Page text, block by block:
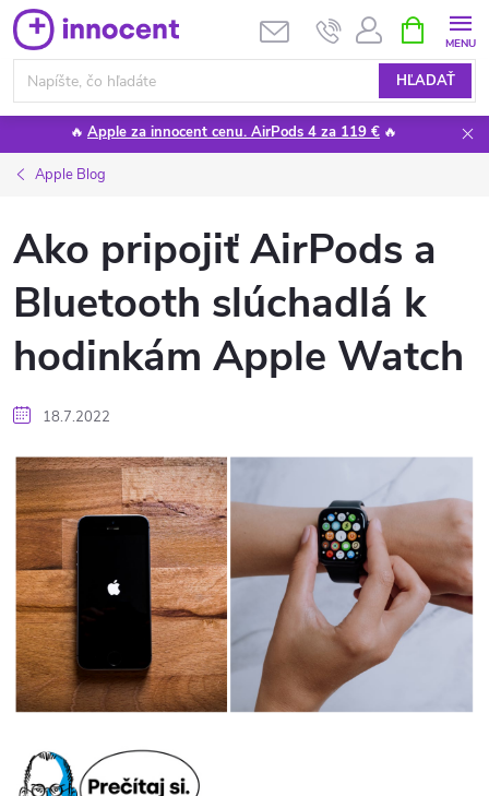
Prejsť
na
obsah
HĽADAŤ
KOŠÍK
🔥 Apple za innocent cenu. AirPods 4 za 119 € 🔥
Apple Blog
Ako pripojiť AirPods a
Bluetooth slúchadlá k
hodinkám Apple Watch
18.7.2022